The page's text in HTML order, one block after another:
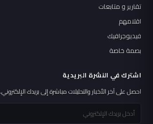
تقارير و متابعات
اقلامهم
فيديوجرافيك
بصمة خاصة
اشترك في النشرة البريدية
احصل على آخر الأخبار والتحليلات مباشرة إلى بريدك الإلكتروني.